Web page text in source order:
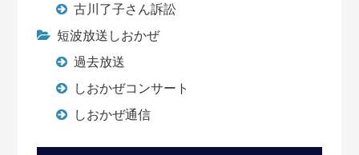
古川了子さん訴訟
短波放送しおかぜ
過去放送
しおかぜコンサート
しおかぜ通信